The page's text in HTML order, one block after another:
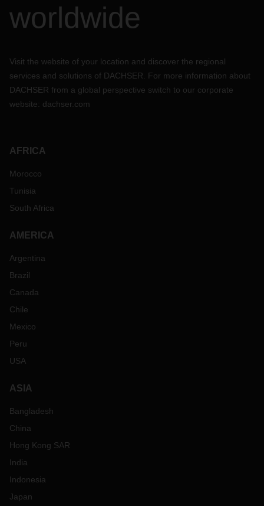
worldwide
Visit the website of your location and discover the regional
services and solutions of DACHSER. For more information about
DACHSER from a global perspective switch to our corporate
website: dachser.com
AFRICA
Morocco
Tunisia
South Africa
AMERICA
Argentina
Brazil
Canada
Chile
Mexico
Peru
USA
ASIA
Bangladesh
China
Hong Kong SAR
India
Indonesia
Japan